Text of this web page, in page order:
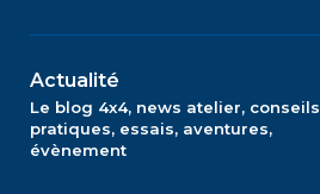
Actualité
Le blog 4x4, news atelier, conseils
pratiques, essais, aventures,
évènement